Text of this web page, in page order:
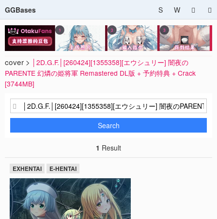
GGBases S W
cover > │2D.G.F.│[260424][1355358][エウシュリー] 闇夜の
PARENTE 幻燐の姫将軍 Remastered DL版 + 予約特典 + Crack
[3744MB]
Search
1 Result
EXHENTAI E-HENTAI